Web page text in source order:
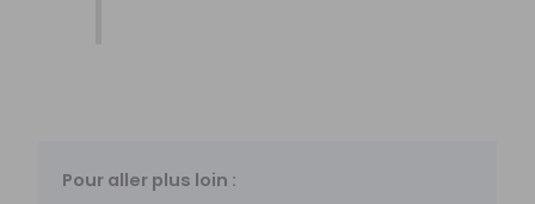
Pour aller plus loin :